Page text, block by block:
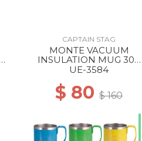
CAPTAIN STAG
MONTE VACUUM
INSULATION MUG 300
BLUE
UE-3584
$ 80$ 160